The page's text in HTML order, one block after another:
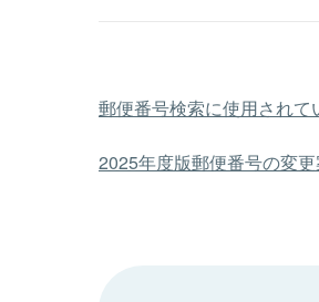
郵便番号検索に使用されて
2025年度版郵便番号の変